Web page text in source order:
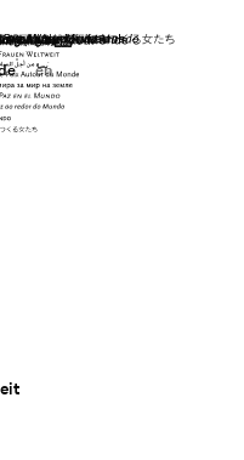
wechseln
English
en